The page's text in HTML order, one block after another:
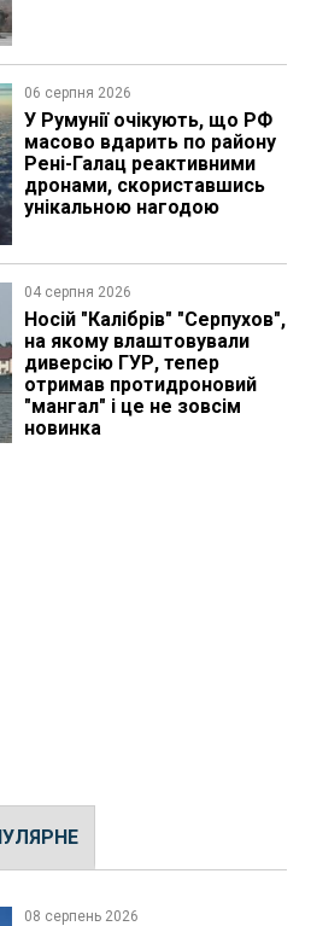
06 серпня 2026
У Румунії очікують, що РФ
масово вдарить по району
Рені-Галац реактивними
дронами, скориставшись
унікальною нагодою
04 серпня 2026
Носій "Калібрів" "Серпухов",
на якому влаштовували
диверсію ГУР, тепер
отримав протидроновий
"мангал" і це не зовсім
новинка
08 серпень 2026